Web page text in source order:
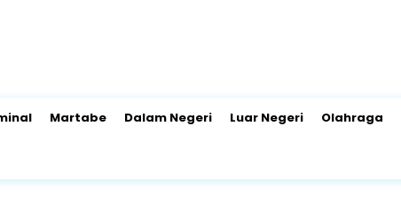
Martabe Dalam Negeri Luar Negeri Olahraga